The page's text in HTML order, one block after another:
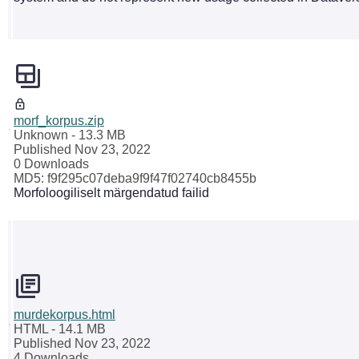
morf_korpus.zip
Unknown - 13.3 MB
Published Nov 23, 2022
0 Downloads
MD5: f9f295c07deba9f9f47f02740cb8455b
Morfoloogiliselt märgendatud failid
murdekorpus.html
HTML - 14.1 MB
Published Nov 23, 2022